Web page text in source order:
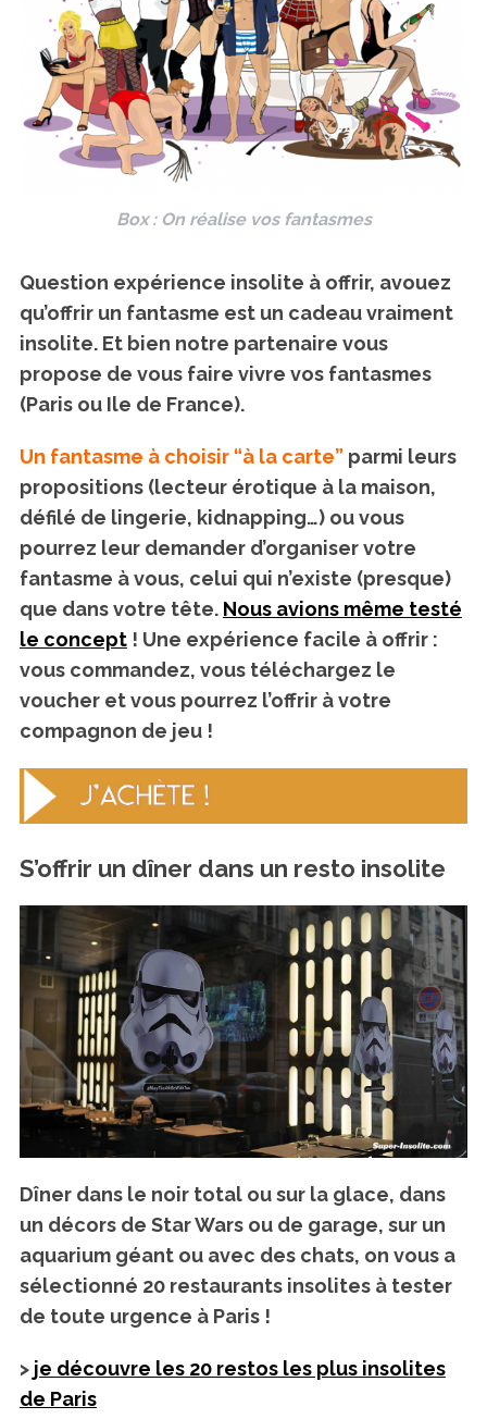
Box : On réalise vos fantasmes
Question expérience insolite à offrir, avouez
qu’offrir un fantasme est un cadeau vraiment
insolite. Et bien notre partenaire vous
propose de vous faire vivre vos fantasmes
(Paris ou Ile de France).
Un fantasme à choisir “à la carte” parmi leurs
propositions (lecteur érotique à la maison,
défilé de lingerie, kidnapping…) ou vous
pourrez leur demander d’organiser votre
fantasme à vous, celui qui n’existe (presque)
que dans votre tête. Nous avions même testé
le concept! Une expérience facile à offrir :
vous commandez, vous téléchargez le
voucher et vous pourrez l’offrir à votre
compagnon de jeu !
S’offrir un dîner dans un resto insolite
Dîner dans le noir total ou sur la glace, dans
un décors de Star Wars ou de garage, sur un
aquarium géant ou avec des chats, on vous a
sélectionné 20 restaurants insolites à tester
de toute urgence à Paris !
> je découvre les 20 restos les plus insolites
de Paris